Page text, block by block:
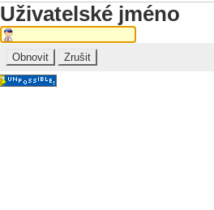
Uživatelské jméno